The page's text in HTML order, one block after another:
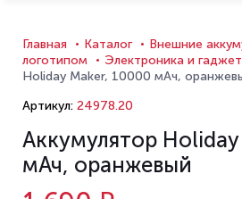
Главная Каталог
Внешние
логотипом
Электроника и
Holiday Maker, 10000 мАч,
Артикул: 24978.20
Аккумулятор
мАч, оранжевый